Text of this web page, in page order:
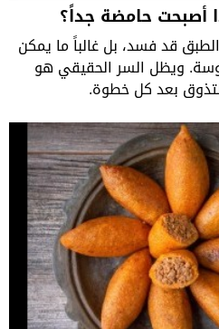
أصبحت حامضة جداً؟
قد فسد، بل غالباً ما يمكن
ويظل السر الحقيقي هو
بعد كل خطوة.